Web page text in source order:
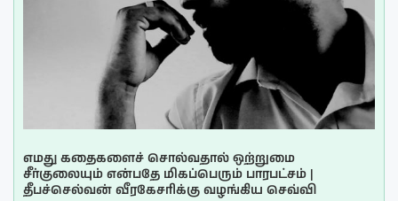
எமது கதைகளைச் சொல்வதால் ஒற்றுமை
சீர்குலையும் என்பதே மிகப்பெரும் பாரபட்சம் |
தீபச்செல்வன் வீரகேசரிக்கு வழங்கிய செவ்வி